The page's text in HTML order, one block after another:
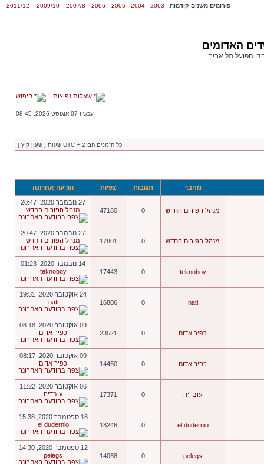
פורומים משנים קודמות: 2003
2004
2005
2006
2007/8
2009/10
2011/12
האדומים
הפועל תל אביב
שאלות נפוצות חיפוש
עכשיו 07 אוגוסט 2026, 08:45
כל הזמנים הם UTC + 2 שעות [ שעון קיץ ]
מחבר תגובות צפיות הודעה אחרונה
מנהל הפורום החדש 0
47180
27 נובמבר 2020, 20:47
מנהל הפורום החדש
מנהל הפורום החדש 0
17801
27 נובמבר 2020, 20:47
מנהל הפורום החדש
teknoboy
0
17443
14 נובמבר 2020, 01:23
teknoboy
nati
0
16806
24 אוקטובר 2020, 19:31
nati
כפיר אדום 0
23521
09 אוקטובר 2020, 08:18
כפיר אדום
כפיר אדום 0
14450
09 אוקטובר 2020, 08:17
כפיר אדום
עובדיה 0
17371
06 אוקטובר 2020, 11:22
עובדיה
el dudernio
0
18246
18 ספטמבר 2020, 15:38
el dudernio
pelegs
0
14068
12 ספטמבר 2020, 14:30
pelegs